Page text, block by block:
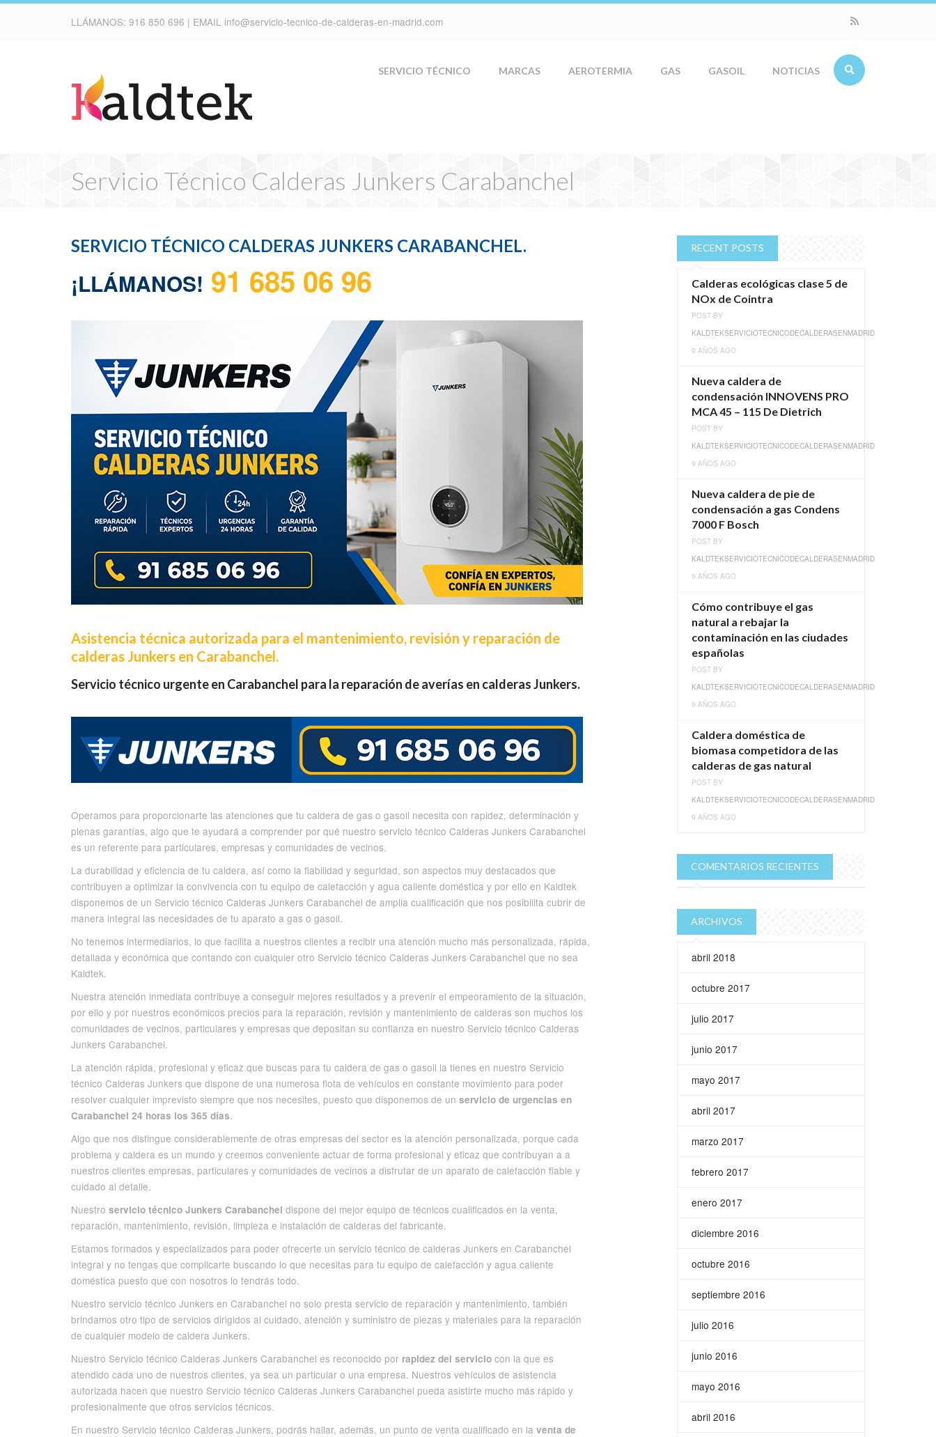
LLÁMANOS: 916 850 696 | EMAIL info@servicio-tecnico-de-calderas-en-madrid.com
SERVICIO TÉCNICO MARCAS AEROTERMIA GAS GASOIL NOTICIAS
Servicio Técnico Calderas Junkers Carabanchel
SERVICIO TÉCNICO CALDERAS JUNKERS CARABANCHEL.
¡LLÁMANOS! 91 685 06 96
Asistencia técnica autorizada para el mantenimiento, revisión y reparación de
calderas Junkers en Carabanchel.
Servicio técnico urgente en Carabanchel para la reparación de averías en calderas Junkers.
Operamos para proporcionarte las atenciones que tu caldera de gas o gasoil necesita con rapidez, determinación y
plenas garantías, algo que te ayudará a comprender por qué nuestro servicio técnico Calderas Junkers Carabanchel
es un referente para particulares, empresas y comunidades de vecinos.
La durabilidad y eficiencia de tu caldera, así como la fiabilidad y seguridad, son aspectos muy destacados que
contribuyen a optimizar la convivencia con tu equipo de calefacción y agua caliente doméstica y por ello en Kaldtek
disponemos de un Servicio técnico Calderas Junkers Carabanchel de amplia cualificación que nos posibilita cubrir de
manera integral las necesidades de tu aparato a gas o gasoil.
No tenemos intermediarios, lo que facilita a nuestros clientes a recibir una atención mucho más personalizada, rápida,
detallada y económica que contando con cualquier otro Servicio técnico Calderas Junkers Carabanchel que no sea
Kaldtek.
Nuestra atención inmediata contribuye a conseguir mejores resultados y a prevenir el empeoramiento de la situación,
por ello y por nuestros económicos precios para la reparación, revisión y mantenimiento de calderas son muchos los
comunidades de vecinos, particulares y empresas que depositan su confianza en nuestro Servicio técnico Calderas
Junkers Carabanchel.
La atención rápida, profesional y eficaz que buscas para tu caldera de gas o gasoil la tienes en nuestro Servicio
técnico Calderas Junkers que dispone de una numerosa flota de vehículos en constante movimiento para poder
resolver cualquier imprevisto siempre que nos necesites, puesto que disponemos de un servicio de urgencias en
Carabanchel 24 horas los 365 días.
Algo que nos distingue considerablemente de otras empresas del sector es la atención personalizada, porque cada
problema y caldera es un mundo y creemos conveniente actuar de forma profesional y eficaz que contribuyan a a
nuestros clientes empresas, particulares y comunidades de vecinos a disfrutar de un aparato de calefacción fiable y
cuidado al detalle.
Nuestro servicio técnico Junkers Carabanchel dispone del mejor equipo de técnicos cualificados en la venta,
reparación, mantenimiento, revisión, limpieza e instalación de calderas del fabricante.
Estamos formados y especializados para poder ofrecerte un servicio técnico de calderas Junkers en Carabanchel
integral y no tengas que complicarte buscando lo que necesitas para tu equipo de calefacción y agua caliente
doméstica puesto que con nosotros lo tendrás todo.
Nuestro servicio técnico Junkers en Carabanchel no solo presta servicio de reparación y mantenimiento, también
brindamos otro tipo de servicios dirigidos al cuidado, atención y suministro de piezas y materiales para la reparación
de cualquier modelo de caldera Junkers.
Nuestro Servicio técnico Calderas Junkers Carabanchel es reconocido por rapidez del servicio con la que es
atendido cada uno de nuestros clientes, ya sea un particular o una empresa. Nuestros vehículos de asistencia
autorizada hacen que nuestro Servicio técnico Calderas Junkers Carabanchel pueda asistirte mucho más rápido y
profesionalmente que otros servicios técnicos.
En nuestro Servicio técnico Calderas Junkers, podrás hallar, además, un punto de venta cualificado en la venta de
RECENT POSTS
Calderas ecológicas clase 5 de
NOx de Cointra
POST BY
KALDTEKSERVICIOTECNICODECALDERASENMADRID
9 AÑOS AGO
Nueva caldera de
condensación INNOVENS PRO
MCA 45 – 115 De Dietrich
POST BY
KALDTEKSERVICIOTECNICODECALDERASENMADRID
9 AÑOS AGO
Nueva caldera de pie de
condensación a gas Condens
7000 F Bosch
POST BY
KALDTEKSERVICIOTECNICODECALDERASENMADRID
9 AÑOS AGO
Cómo contribuye el gas
natural a rebajar la
contaminación en las ciudades
españolas
POST BY
KALDTEKSERVICIOTECNICODECALDERASENMADRID
9 AÑOS AGO
Caldera doméstica de
biomasa competidora de las
calderas de gas natural
POST BY
KALDTEKSERVICIOTECNICODECALDERASENMADRID
9 AÑOS AGO
COMENTARIOS RECIENTES
ARCHIVOS
abril 2018
octubre 2017
julio 2017
junio 2017
mayo 2017
abril 2017
marzo 2017
febrero 2017
enero 2017
diciembre 2016
octubre 2016
septiembre 2016
julio 2016
junio 2016
mayo 2016
abril 2016